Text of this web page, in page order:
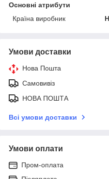
Основні атрибути
Країна виробник
Умови доставки
Нова Пошта
Самовивіз
НОВА ПОШТА
Всі умови доставки
Умови оплати
Пром-оплата